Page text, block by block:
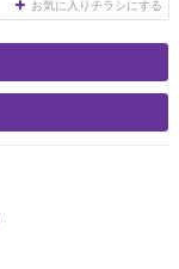
お気に入りチラシにする